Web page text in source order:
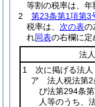
等割の税率は、年
2
第23条第1項第3
税率は、 次の表の
れ同表の右欄に定
法
1 次に掲げる法人
ア 法人税法第2
び法第294条
人等のうち、